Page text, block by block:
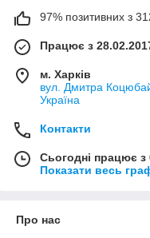
97% позитивних з 312
Працює з
м. Харків
вул. Дмитра
Україна
Контакти
Сьогодні працює з
Показати весь
Про нас